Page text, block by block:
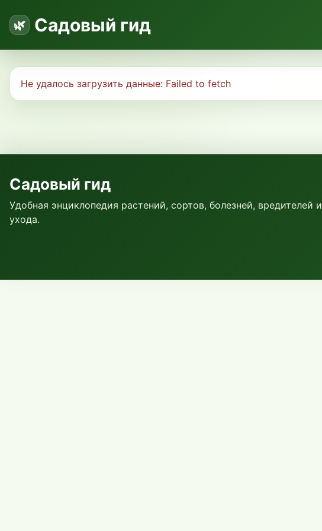
Садовый гид
Не удалось загрузить данные: Failed to fetch
Садовый гид
Удобная энциклопедия растений, сортов, болезней, вредителей и
ухода.